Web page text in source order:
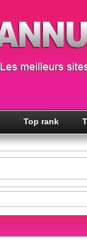
Top rank